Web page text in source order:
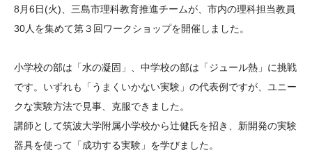
役員・評議員 公開情報
大学院生奨学金
国際学生交流プログラ
ム
科学教育振興助成・
次世代理系人材育成プ
ログラム助成
アクセス よくあるご質問
サイトマップ 中谷財団アーカイブ
日本語 English
8 月6日(火) 、三島市理科教育推進チームが、市内の理科担当教員
30人を集めて第３回ワークショップを開催しました。
小学校の部は「水の凝固」、中学校の部は「ジュール熱」に挑戦
です。いずれも「うまくいかない実験」の代表例ですが、ユニー
クな実験方法で見事、克服できました。
講師として筑波大学附属小学校から辻健氏を招き、新開発の実験
器具を使って「成功する実験」を学びました。